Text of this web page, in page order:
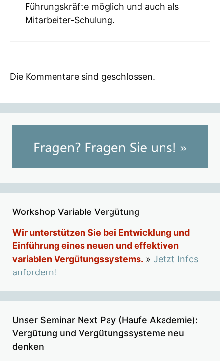
Führungskräfte möglich und auch als
Mitarbeiter-Schulung.
Die Kommentare sind geschlossen.
Workshop Variable Vergütung
Wir unterstützen Sie bei Entwicklung und
Einführung eines neuen und effektiven
variablen Vergütungssystems. » Jetzt Infos
anfordern!
Unser Seminar Next Pay (Haufe Akademie):
Vergütung und Vergütungssysteme neu
denken